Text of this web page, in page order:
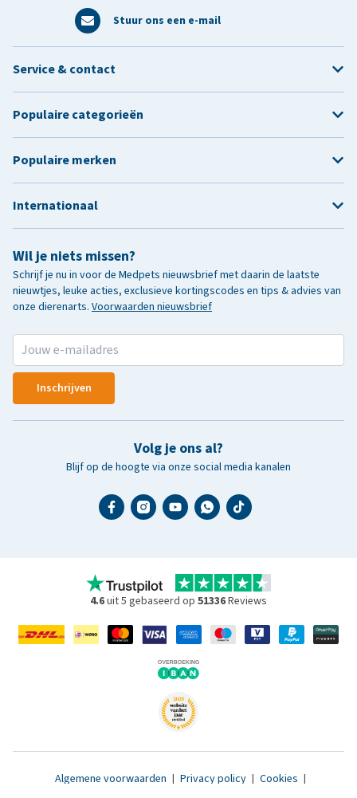
Stuur ons een e-mail
Wil je niets missen?
Schrijf je nu in voor de Medpets nieuwsbrief met daarin de laatste
nieuwtjes, leuke acties, exclusieve kortingscodes en tips & advies van
onze dierenarts. Voorwaarden nieuwsbrief
Inschrijven
Volg je ons al?
Blijf op de hoogte via onze social media kanalen
Service & contact
Populaire categorieën
Populaire merken
Internationaal
4.6uit 5 gebaseerd op 51336Reviews
Algemene voorwaarden | Privacy policy | Cookies |